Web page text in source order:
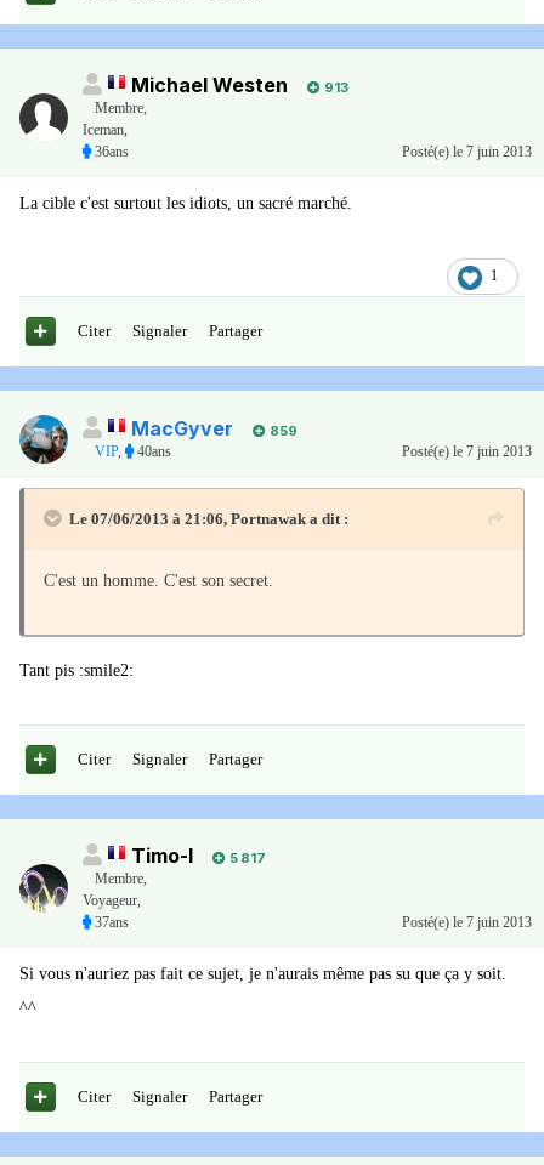
Michael Westen
913
Membre,
Iceman,
36ans
Posté(e) le 7 juin 2013
La cible c'est surtout les idiots, un sacré marché.
1
Citer Signaler Partager
MacGyver
859
VIP, 40ans Posté(e) le 7 juin 2013
Le 07/06/2013 à 21:06, Portnawak a dit :
C'est un homme. C'est son secret.
Tant pis :smile2:
Citer Signaler Partager
Timo-I
5 817
Membre
Voyageur,
37ans
Posté(e) le 7 juin 2013
Si vous n'auriez pas fait ce sujet, je n'aurais même pas su que ça y soit.
^^
Citer Signaler Partager